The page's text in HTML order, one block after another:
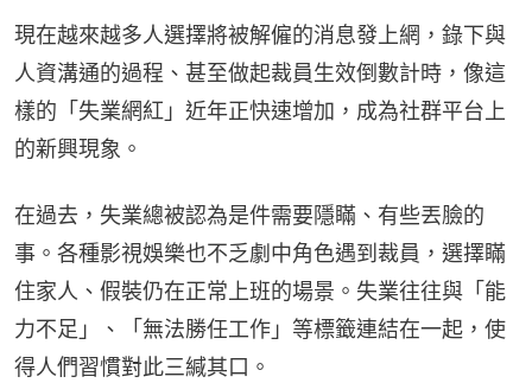
現在越來越多人選擇將被解僱的消息發上網，錄下與
人資溝通的過程、甚至做起裁員生效倒數計時，像這
樣的「失業網紅」近年正快速增加，成為社群平台上
的新興現象。
在過去，失業總被認為是件需要隱瞞、有些丟臉的
事。各種影視娛樂也不乏劇中角色遇到裁員，選擇瞞
住家人、假裝仍在正常上班的場景。失業往往與「能
力不足」、「無法勝任工作」等標籤連結在一起，使
得人們習慣對此三緘其口。